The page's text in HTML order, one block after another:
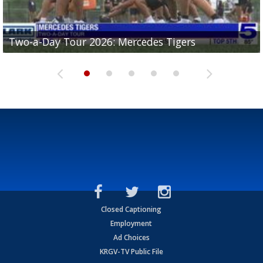
Two-a-Day Tour 2026: Mercedes Tigers
Two-a-Day Tour 2026: Progreso Red Ants
Two-a-Day Tour 2026: Donna Redskins
Two-a-Day Tour 2026: Brownsville Pace Vikings
Two-a-Day Tour 2026: La Joya Coyotes
Closed Captioning
Employment
Ad Choices
KRGV-TV Public File